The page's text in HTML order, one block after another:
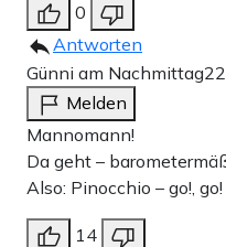
0
Antworten
Günni am Nachmittag
Melden
Mannomann!
Da geht –
Also: Pinocchio – go!, go!
14